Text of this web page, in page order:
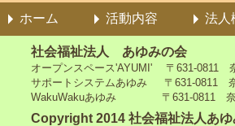
ホーム 活動内容 法人
社会福祉法人 あゆみの会
オープンスペース'AYUMI' 〒631-0811
サポートシステムあゆみ 〒631-0811
WakuWakuあゆみ 〒631-0811 奈良
Copyright 2014 社会福祉法人あ